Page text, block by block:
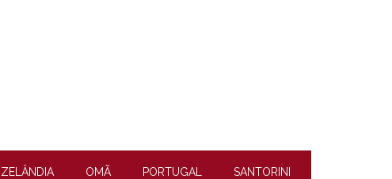
OMÃ PORTUGAL SANTORINI